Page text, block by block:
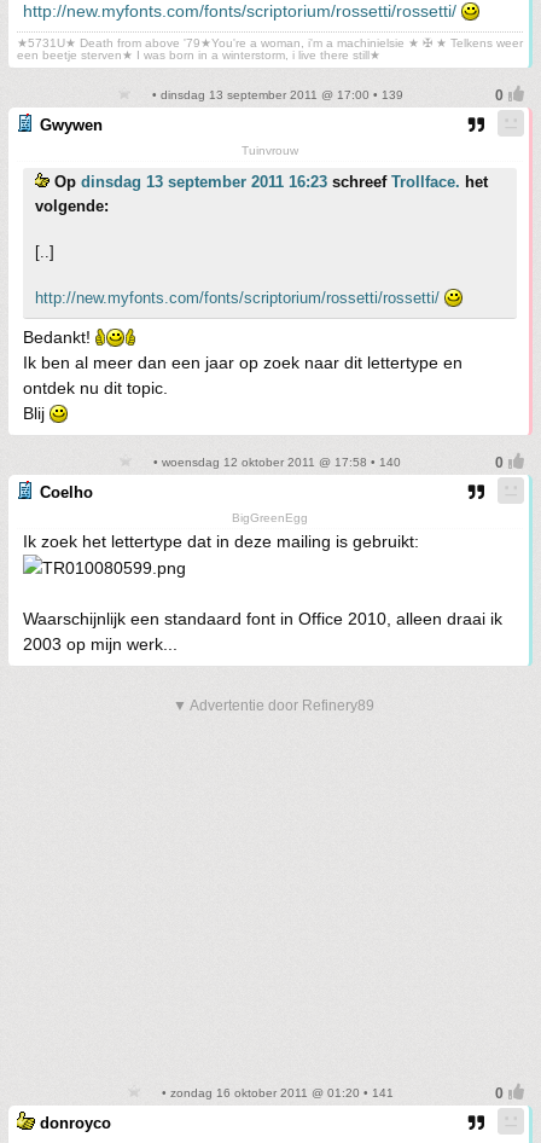
http://new.myfonts.com/fonts/scriptorium/rossetti/rossetti/
★5731U★ Death from above '79★You're a woman, i'm a machinielsie ★ ✠ ★ Telkens weer
een beetje sterven★ I was born in a winterstorm, i live there still★
• dinsdag 13 september 2011 @ 17:00 • 139
Gwywen
Tuinvrouw
Op dinsdag 13 september 2011 16:23 schreef Trollface. het
volgende:
[..]
http://new.myfonts.com/fonts/scriptorium/rossetti/rossetti/
Bedankt!
Ik ben al meer dan een jaar op zoek naar dit lettertype en
ontdek nu dit topic.
Blij
• woensdag 12 oktober 2011 @ 17:58 • 140
Coelho
BigGreenEgg
Ik zoek het lettertype dat in deze mailing is gebruikt:
Waarschijnlijk een standaard font in Office 2010, alleen draai ik
2003 op mijn werk...
▼ Advertentie door Refinery89
• zondag 16 oktober 2011 @ 01:20 • 141
donroyco